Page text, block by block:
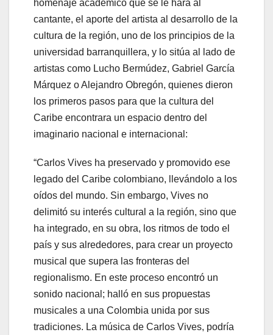
homenaje académico que se le hará al
cantante, el aporte del artista al desarrollo de la
cultura de la región, uno de los principios de la
universidad barranquillera, y lo sitúa al lado de
artistas como Lucho Bermúdez, Gabriel García
Márquez o Alejandro Obregón, quienes dieron
los primeros pasos para que la cultura del
Caribe encontrara un espacio dentro del
imaginario nacional e internacional:
“Carlos Vives ha preservado y promovido ese
legado del Caribe colombiano, llevándolo a los
oídos del mundo. Sin embargo, Vives no
delimitó su interés cultural a la región, sino que
ha integrado, en su obra, los ritmos de todo el
país y sus alrededores, para crear un proyecto
musical que supera las fronteras del
regionalismo. En este proceso encontró un
sonido nacional; halló en sus propuestas
musicales a una Colombia unida por sus
tradiciones. La música de Carlos Vives, podría